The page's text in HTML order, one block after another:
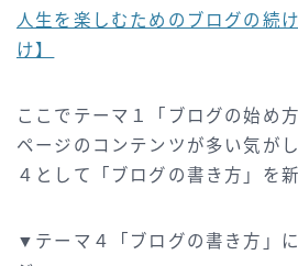
人生を楽しむためのブログの続
け】
ここでテーマ１「ブログの始め
ページのコンテンツが多い気が
４として「ブログの書き方」を
▼テーマ４「ブログの書き方」